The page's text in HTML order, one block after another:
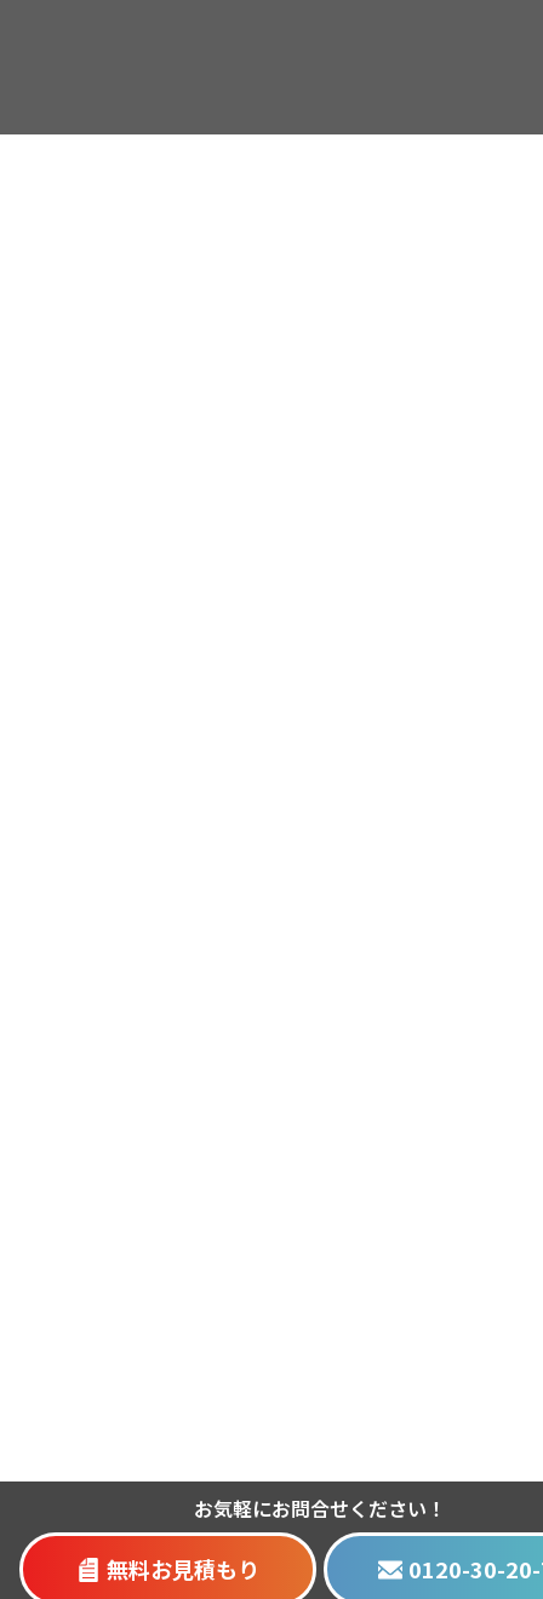
お気軽にお問合せください！
無料お見積もり 0120-30-